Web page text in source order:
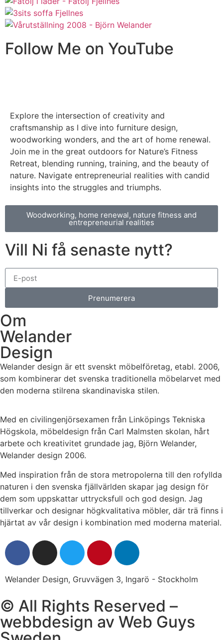
Follow Me on YouTube
Explore the intersection of creativity and
craftsmanship as I dive into furniture design,
woodworking wonders, and the art of home renewal.
Join me in the great outdoors for Nature’s Fitness
Retreat, blending running, training, and the beauty of
nature. Navigate entrepreneurial realities with candid
insights into the struggles and triumphs.
Woodworking, home renewal, nature fitness and
entrepreneurial realities
Vill Ni få senaste nytt?
Prenumerera
Om
Welander
Design
Welander design är ett svenskt möbelföretag, etabl. 2006,
som kombinerar det svenska traditionella möbelarvet med
den moderna stilrena skandinaviska stilen.
Med en civilingenjörsexamen från Linköpings Tekniska
Högskola, möbeldesign från Carl Malmsten skolan, hårt
arbete och kreativitet grundade jag, Björn Welander,
Welander design 2006.
Med inspiration från de stora metropolerna till den rofyllda
naturen i den svenska fjällvärlden skapar jag design för
dem som uppskattar uttrycksfull och god design. Jag
tillverkar och designar högkvalitativa möbler, där trä finns i
hjärtat av vår design i kombination med moderna material.
Welander Design, Gruvvägen 3, Ingarö - Stockholm
© All Rights Reserved –
webbdesign av Web Guys